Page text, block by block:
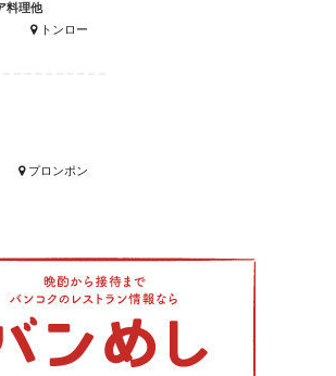
料理他
トンロー
プロンポン